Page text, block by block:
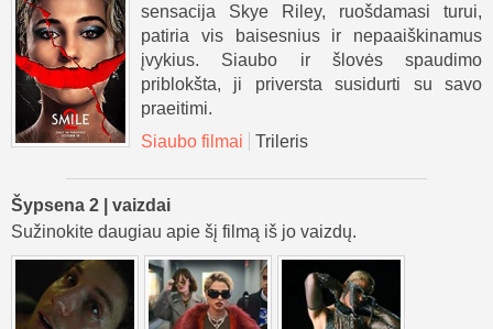
sensacija Skye Riley, ruošdamasi turui,
patiria vis baisesnius ir nepaaiškinamus
įvykius. Siaubo ir šlovės spaudimo
priblokšta, ji priversta susidurti su savo
praeitimi.
Siaubo filmai
Trileris
Šypsena 2 | vaizdai
Sužinokite daugiau apie šį filmą iš jo vaizdų.